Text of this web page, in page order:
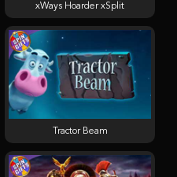
Tractor Beam
xWays Hoarder xSplit